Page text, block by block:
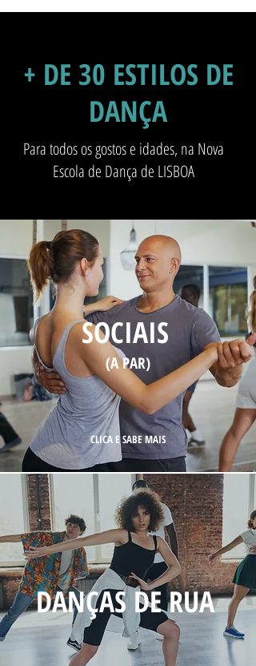
+ DE 30 ESTILOS DE
DANÇA
Para todos os gostos e idades, na Nova
Escola de Dança de LISBOA
SOCIAIS
(A PAR)
CLICA E SABE MAIS
DANÇAS DE RUA